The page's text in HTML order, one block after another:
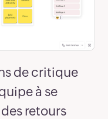
de critique
à se
retours